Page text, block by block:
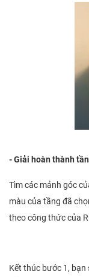
- Giải hoàn thành
Tìm các mảnh góc
màu của tầng đã
theo công thức của
Kết thúc bước 1,